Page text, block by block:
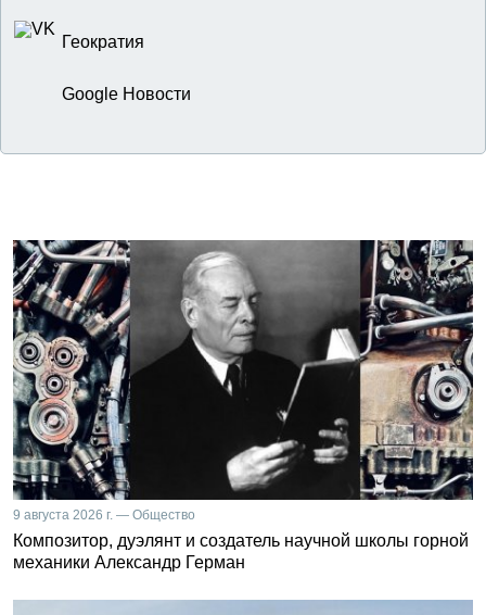
Геократия
Google Новости
9 августа 2026 г. — Общество
Композитор, дуэлянт и создатель научной школы горной
механики Александр Герман